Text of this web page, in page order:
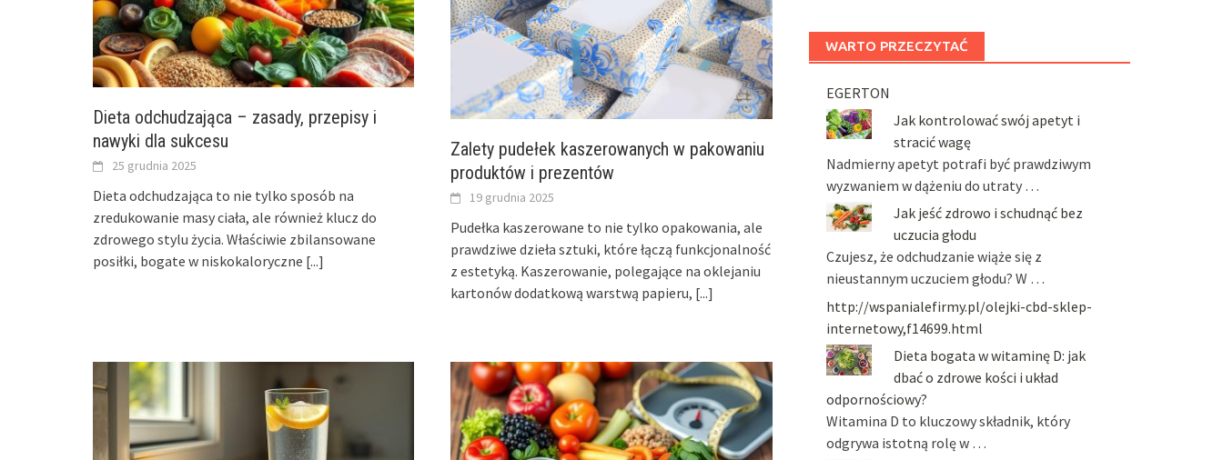
Dieta odchudzająca – zasady, przepisy i
nawyki dla sukcesu
25 grudnia 2025
Dieta odchudzająca to nie tylko sposób na
zredukowanie masy ciała, ale również klucz do
zdrowego stylu życia. Właściwie zbilansowane
posiłki, bogate w niskokaloryczne [...]
Zalety pudełek kaszerowanych w pakowaniu
produktów i prezentów
19 grudnia 2025
Pudełka kaszerowane to nie tylko opakowania, ale
prawdziwe dzieła sztuki, które łączą funkcjonalność
z estetyką. Kaszerowanie, polegające na oklejaniu
kartonów dodatkową warstwą papieru, [...]
WARTO PRZECZYTAĆ
EGERTON
Jak kontrolować swój apetyt i
stracić wagę
Nadmierny apetyt potrafi być prawdziwym
wyzwaniem w dążeniu do utraty …
Jak jeść zdrowo i schudnąć bez
uczucia głodu
Czujesz, że odchudzanie wiąże się z
nieustannym uczuciem głodu? W …
http://wspanialefirmy.pl/olejki-cbd-sklep-
internetowy,f14699.html
Dieta bogata w witaminę D: jak
dbać o zdrowe kości i układ
odpornościowy?
Witamina D to kluczowy składnik, który
odgrywa istotną rolę w …